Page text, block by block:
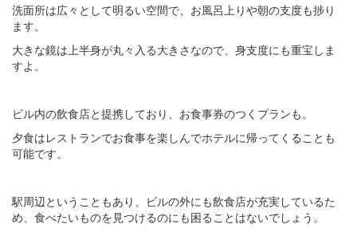
洗面所は広々として明るい空間で、お風呂上りや朝の支度も捗り
ます。
大きな鏡は上半身が丸々入る大きさなので、身支度にも重宝しま
すよ。
ビル内の飲食店と提携しており、お食事券のつくプランも。
夕食はレストランでお食事を楽しんでホテルに帰ってくることも
可能です。
駅周辺ということもあり、ビルの外にも飲食店が充実しているた
め、食べたいものを見つけるのにも困ることはないでしょう。